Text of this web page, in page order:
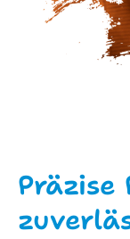
Präzise